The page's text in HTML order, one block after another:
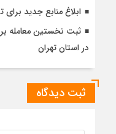
ابلاغ منابع جدید
ثبت نخستین معامله
در استان تهران
ثبت دیدگاه